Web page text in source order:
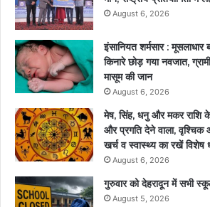
August 6, 2026
इंसानियत शर्मसार : मूसलाधार
किनारे छोड़ गया नवजात,
मासूम की जान
August 6, 2026
मेष, सिंह, धनु और मकर राशि
और प्रगति देने वाला, वृश्चिक
खर्च व स्वास्थ्य का रखें विशेष
August 6, 2026
गुरुवार को देहरादून में सभी
August 5, 2026